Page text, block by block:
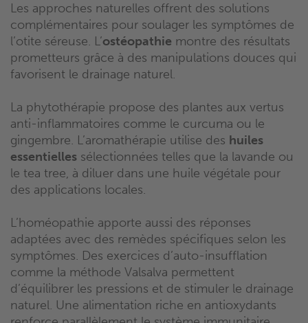
Les approches naturelles offrent des solutions
complémentaires pour soulager les symptômes de
l’otite séreuse. L’ostéopathie montre des résultats
prometteurs grâce à des manipulations douces qui
favorisent le drainage naturel.
La phytothérapie propose des plantes aux vertus
anti-inflammatoires comme le curcuma ou le
gingembre. L’aromathérapie utilise des huiles
essentielles sélectionnées telles que la lavande ou
le tea tree, à diluer dans une huile végétale pour
des applications locales.
L’homéopathie apporte aussi des réponses
adaptées avec des remèdes spécifiques selon les
symptômes. Des exercices d’auto-insufflation
comme la méthode Valsalva permettent
d’équilibrer les pressions et de stimuler le drainage
naturel. Une alimentation riche en antioxydants